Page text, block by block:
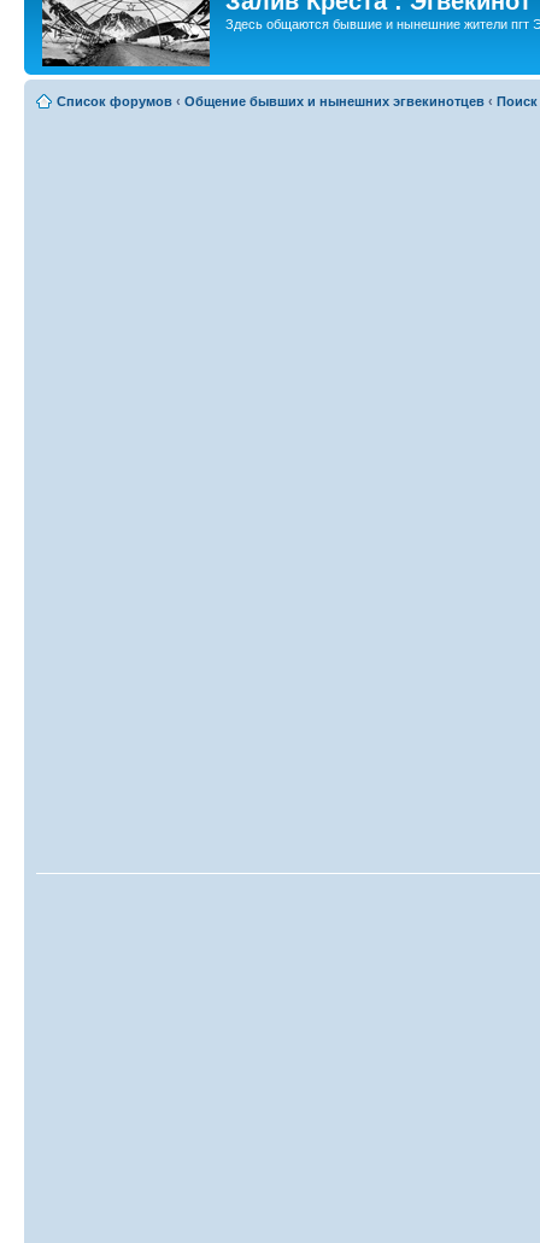
Здесь общаются бывшие и нынешние жители пгт
Список форумов ‹ Общение бывших и нынешних эгвекинотцев ‹ Поиск